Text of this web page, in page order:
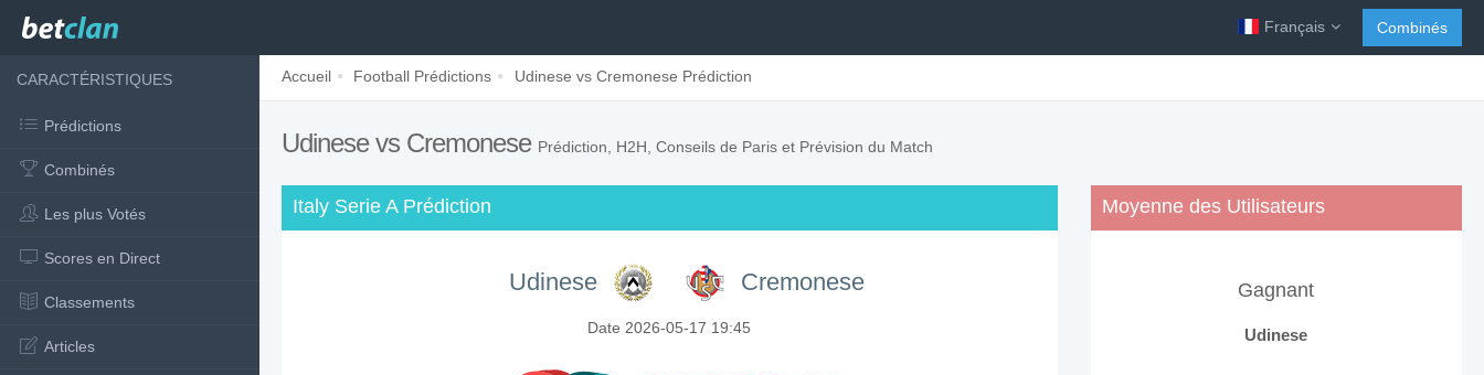
Français Combinés
CARACTÉRISTIQUES
Prédictions
Combinés
Les plus Votés
Scores en Direct
Classements
Articles
Accueil Football Prédictions Udinese vs Cremonese Prédiction
Udinese vs Cremonese Prédiction, H2H, Conseils de Paris et Prévision du Match
Italy Serie A Prédiction
Udinese Cremonese
Date 2026-05-17 19:45
Moyenne des Utilisateurs
Gagnant
Udinese